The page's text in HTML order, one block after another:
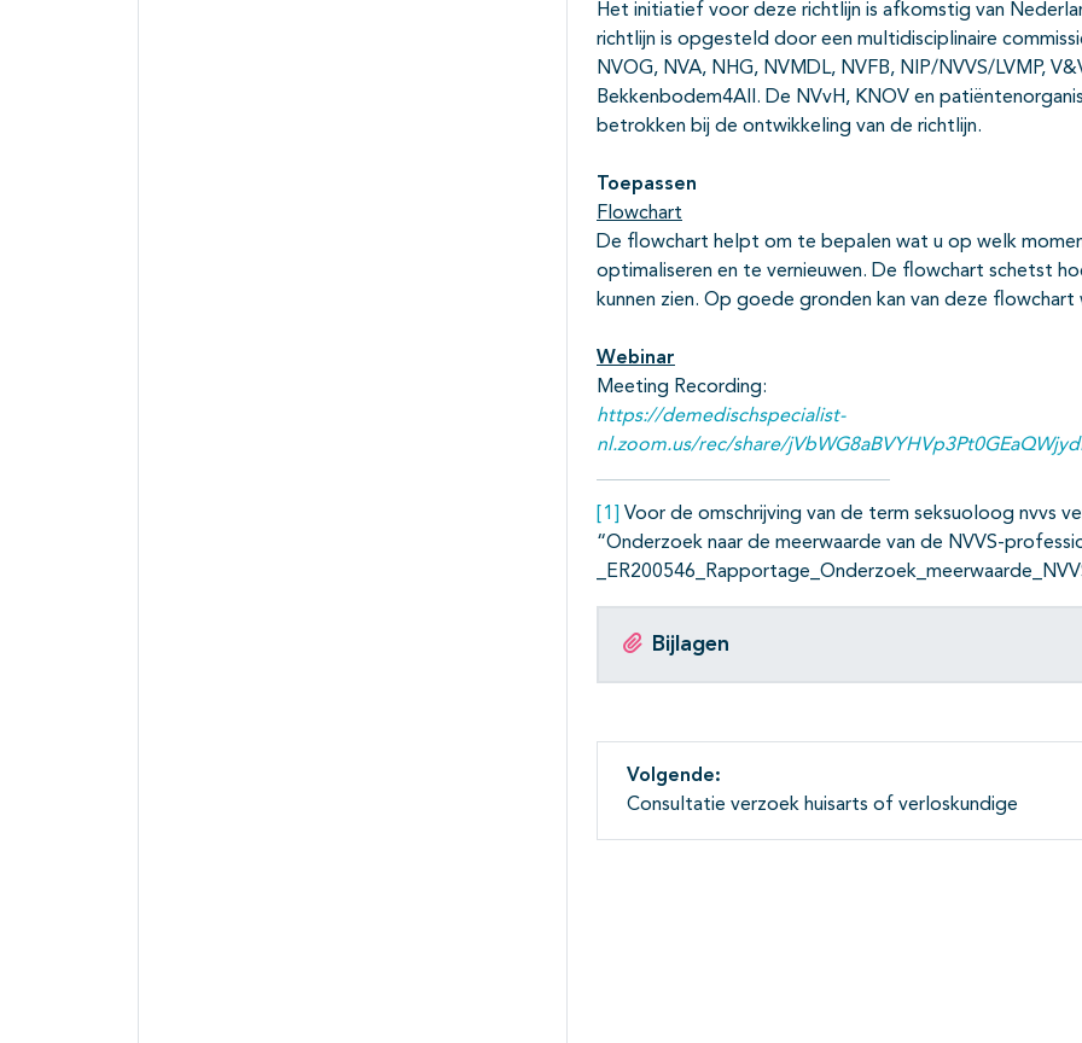
Het initiatief voor deze richtlijn is afkomstig van
richtlijn is opgesteld door een multidisciplinaire
NVOG, NVA, NHG, NVMDL, NVFB, NIP/NVVS/LVMP,
Bekkenbodem4All. De NVvH, KNOV en
betrokken bij de ontwikkeling van de richtlijn.
Toepassen
Flowchart
De flowchart helpt om te bepalen wat u op welk
optimaliseren en te vernieuwen. De flowchart schetst
kunnen zien. Op goede gronden kan van deze
Webinar
Meeting Recording:
https://demedischspecialist-
nl.zoom.us/rec/share/
[1]
Voor de omschrijving van de term seksuoloog nvvs
“Onderzoek naar de meerwaarde van de NVVS-
Bijlagen
Volgende:
Consultatie verzoek huisarts of verloskundige